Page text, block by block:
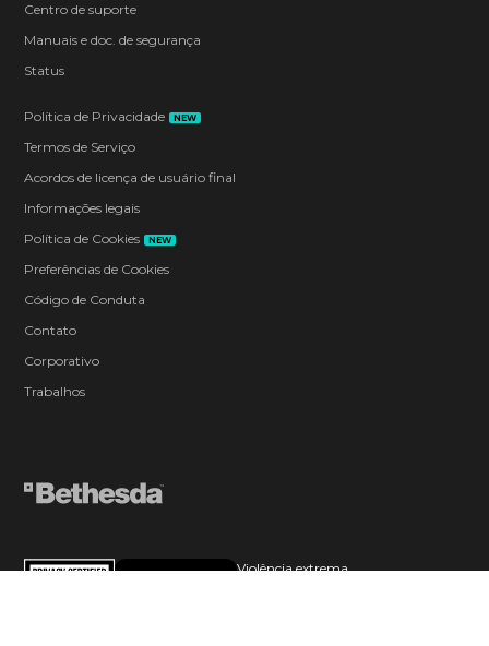
Centro de suporte
Manuais e doc. de segurança
Status
Política de Privacidade NEW
Termos de Serviço
Acordos de licença de usuário final
Informações legais
Política de Cookies
NEW
Preferências de Cookies
Código de Conduta
Contato
Corporativo
Trabalhos
Violência extrema